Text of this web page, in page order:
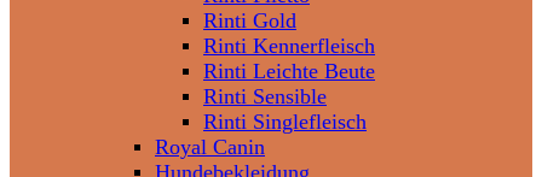
Rinti Gold
Rinti Kennerfleisch
Rinti Leichte Beute
Rinti Sensible
Rinti Singlefleisch
Royal Canin